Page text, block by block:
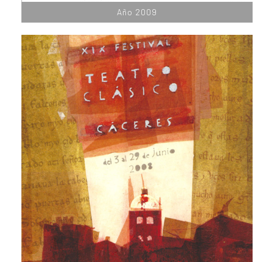
Año 2009